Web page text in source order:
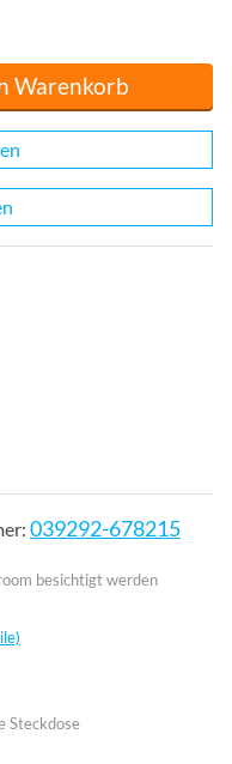
Warenkorb
039292-678215
besichtigt werden
Steckdose